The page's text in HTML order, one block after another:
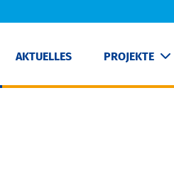
AKTUELLES PROJEKTE